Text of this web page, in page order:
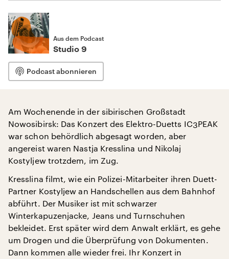
Aus dem Podcast
Studio 9
Podcast abonnieren
Am Wochenende in der sibirischen Großstadt
Nowosibirsk: Das Konzert des Elektro-Duetts IC3PEAK
war schon behördlich abgesagt worden, aber
angereist waren Nastja Kresslina und Nikolaj
Kostyljew trotzdem, im Zug.
Kresslina filmt, wie ein Polizei-Mitarbeiter ihren Duett-
Partner Kostyljew an Handschellen aus dem Bahnhof
abführt. Der Musiker ist mit schwarzer
Winterkapuzenjacke, Jeans und Turnschuhen
bekleidet. Erst später wird dem Anwalt erklärt, es gehe
um Drogen und die Überprüfung von Dokumenten.
Dann kommen alle wieder frei. Ihr Konzert in